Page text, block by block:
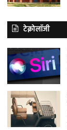
टेक्नोलॉजी